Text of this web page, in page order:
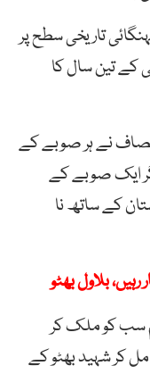
تاریخی سطح پر
کے تین سال کا
نے ہر صوبے کے
ایک صوبے کے
کے ساتھ نا
بلاول بھٹو
سب کو ملک کر
کر شہید بھٹو کے